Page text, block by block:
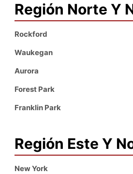
Región Norte Y
Rockford
Waukegan
Aurora
Forest Park
Franklin Park
Región Este Y
New York